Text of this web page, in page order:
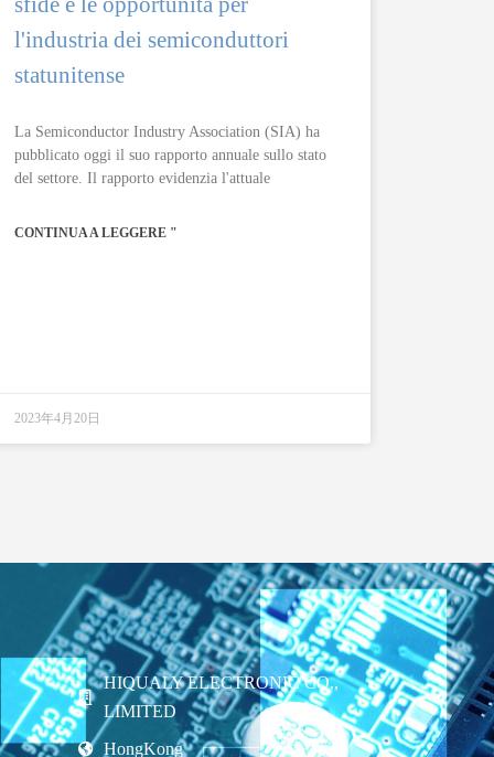
l'industria dei semiconduttori
statunitense
La Semiconductor Industry Association (SIA) ha
pubblicato oggi il suo rapporto annuale sullo stato
del settore. Il rapporto evidenzia l'attuale
CONTINUA A LEGGERE "
2023年4月20日
HIQUALY ELECTRONIC CO.,
LIMITED
HongKong